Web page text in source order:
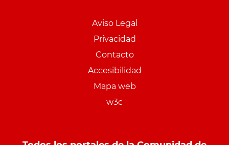
Aviso Legal
Privacidad
Contacto
Accesibilidad
Mapa web
w3c